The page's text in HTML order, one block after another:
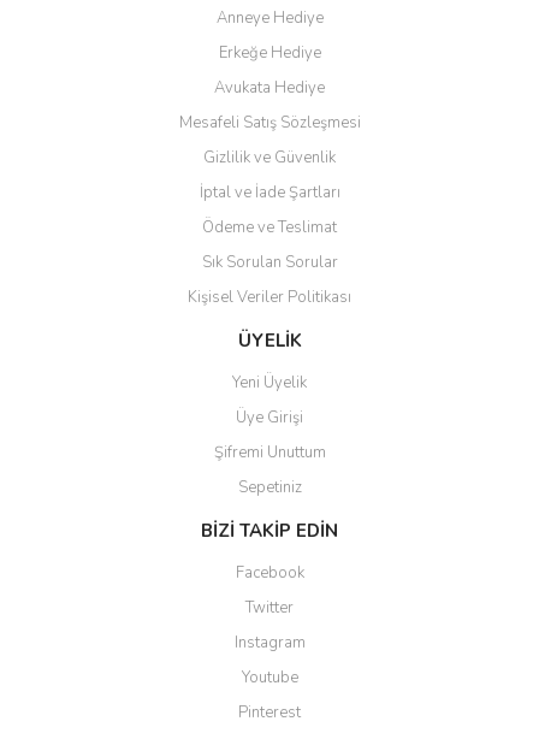
Gönder
Ürünler kategorize, başlıklar
kolaylaşıyor. Yani site de
hazırlanmış çok düzenli bir site.
Anneye Hediye
Erkeğe Hediye
Avukata Hediye
Mesafeli Satış Sözleşmesi
Gizlilik ve Güvenlik
İptal ve İade Şartları
Ödeme ve Teslimat
Sık Sorulan Sorular
Kişisel Veriler Politikası
ÜYELİK
Yeni Üyelik
Üye Girişi
Şifremi Unuttum
Sepetiniz
BİZİ TAKİP EDİN
Facebook
Twitter
Instagram
Youtube
Pinterest